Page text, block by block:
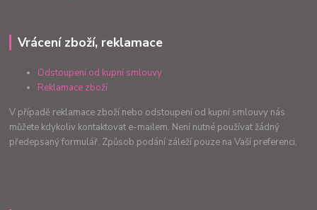
Vrácení zboží, reklamace
Odstoupení od kupní smlouvy
Reklamace zboží
V případě reklamace zboží nebo odstoupení od kupní smlouvy nás
můžete kdykoliv kontaktovat e-mailem. Není nutné používat žádný
předepsaný formulář. Způsob podání záleží pouze na Vaší preferenci.